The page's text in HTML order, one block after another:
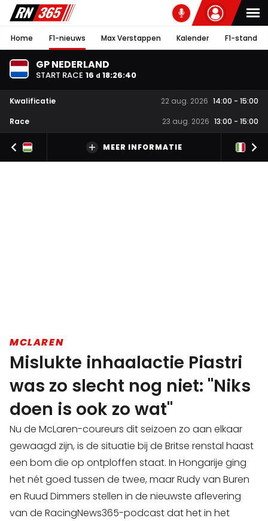
Home F1-nieuws Max Verstappen Kalender F1-stand
GP NEDERLAND
START RACE 16 d 18:26:39
Kwalificatie 22 aug. 2026 14:00 - 15:00
Race
23 aug. 2026 13:00 - 15:00
MEER INFORMATIE
MCLAREN
Mislukte inhaalactie Piastri
was zo slecht nog niet: "Niks
doen is ook zo wat"
Nu de McLaren-coureurs dit seizoen zo aan elkaar
gewaagd zijn, is de situatie bij de Britse renstal haast
een bom die op ontploffen staat. In Hongarije ging
het nét goed tussen de twee, maar Rudy van Buren
en Ruud Dimmers stellen in de nieuwste aflevering
van de RacingNews365-podcast dat het in het